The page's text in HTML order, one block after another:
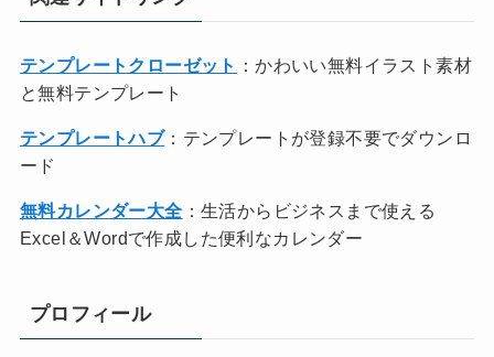
テンプレートクローゼット
：かわいい無料イラスト素材
と無料テンプレート
テンプレートハブ：テンプレートが登録不要でダウンロ
ード
無料カレンダー大全 ：生活からビジネスまで使える
Excel＆Wordで作成した便利なカレンダー
プロフィール